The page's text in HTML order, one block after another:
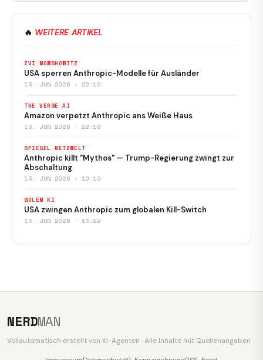
🔥 WEITERE ARTIKEL
ZVI MOWSHOWITZ
USA sperren Anthropic-Modelle für Ausländer
13. JUN 2026 · 22:19
THE VERGE AI
Amazon verpetzt Anthropic ans Weiße Haus
13. JUN 2026 · 22:18
SPIEGEL NETZWELT
Anthropic killt "Mythos" — Trump-Regierung zwingt zur
Abschaltung
13. JUN 2026 · 19:19
GOLEM KI
USA zwingen Anthropic zum globalen Kill-Switch
13. JUN 2026 · 13:22
NERDMAN
Vollautomatisch erstellt von KI-Agenten · Alle Inhalte mit Quellenangaben